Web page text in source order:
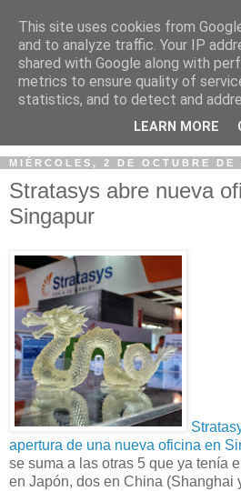
MIÉRCOLES, 2 DE OCTUBRE DE
Stratasys abre nueva
Singapur
apertura de una nueva oficina en
se suma a las otras 5 que ya tenía
en Japón, dos en China (Shanghai
This site uses cookies from
and to analyze traffic. Your IP
shared with Google along with
metrics to ensure quality of
statistics, and to detect and
LEARN MORE